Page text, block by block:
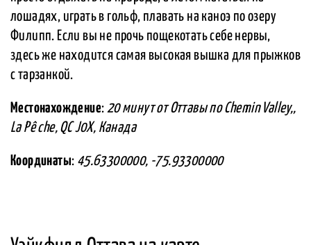
лошадях, играть в гольф, плавать на каноэ по озеру
Филипп. Если вы не прочь пощекотать себе нервы,
здесь же находится самая высокая вышка для прыжков
с тарзанкой.
Местонахождение: 20 минут от Оттавы по Chemin Valley,,
La Pê che, QC J0X, Канада
Координаты: 45.63300000, -75.93300000